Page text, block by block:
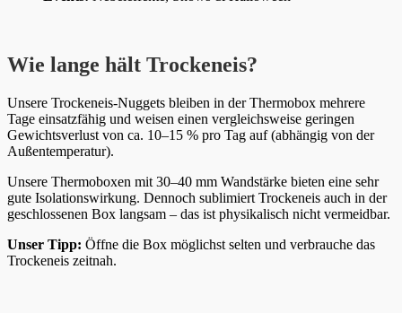
Wie lange hält Trockeneis?
Unsere Trockeneis-Nuggets bleiben in der Thermobox mehrere
Tage einsatzfähig und weisen einen vergleichsweise geringen
Gewichtsverlust von ca. 10–15 % pro Tag auf (abhängig von der
Außentemperatur).
Unsere Thermoboxen mit 30–40 mm Wandstärke bieten eine sehr
gute Isolationswirkung. Dennoch sublimiert Trockeneis auch in der
geschlossenen Box langsam – das ist physikalisch nicht vermeidbar.
Unser Tipp: Öffne die Box möglichst selten und verbrauche das
Trockeneis zeitnah.